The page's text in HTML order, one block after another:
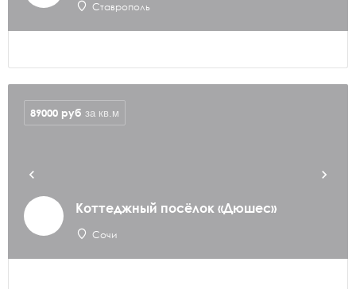
Ставрополь
Коттеджный посёлок «Дюшес»
Сочи
89000 руб за кв.м